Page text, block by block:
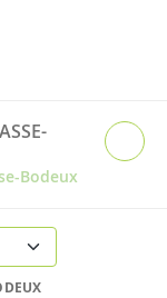
Bodeux